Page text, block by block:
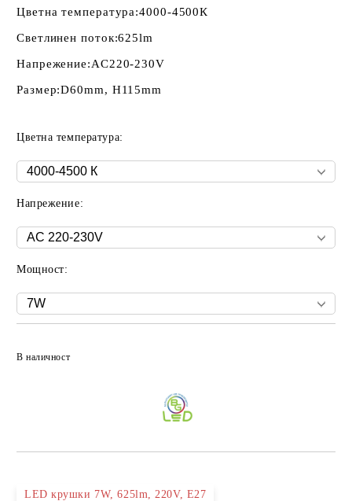
Цветна температура:4000-4500К
Светлинен поток:625lm
Напрежение:AC220-230V
Размер:D60mm, H115mm
Цветна температура:
Напрежение:
Мощност:
В наличност
LED крушки 7W, 625lm, 220V, E27